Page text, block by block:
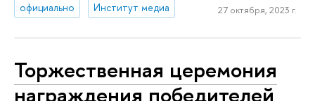
официально
Институт медиа 27 октября, 2023 г.
Торжественная церемония
награждения победителей